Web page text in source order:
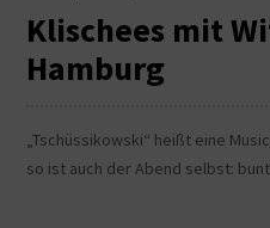
Klischees mit
Hamburg
„Tschüssikowski“ heißt eine
so ist auch der Abend selbst: